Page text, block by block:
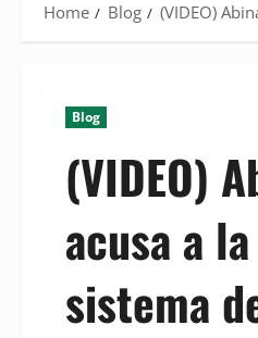
Home Blog (VIDEO)
Blog
(VIDEO)
acusa a
sistema